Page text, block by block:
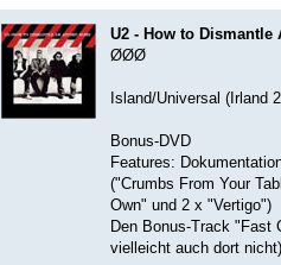
U2 - How to
ØØØ
Island/Universal (Irland
Bonus-DVD
Features:
("Crumbs From Your
Own" und 2 x "Vertigo")
Den Bonus-Track "Fast
vielleicht auch dort